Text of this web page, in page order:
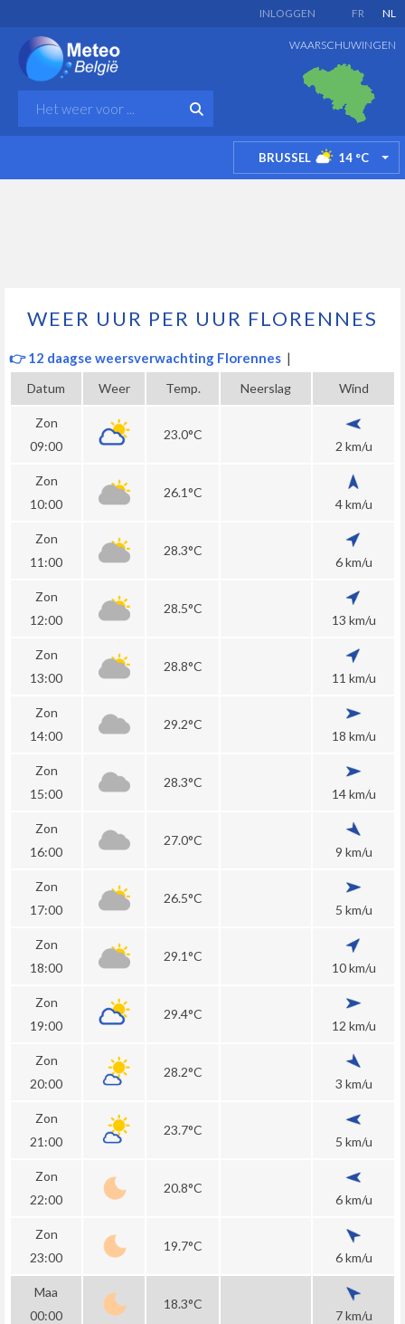
FR NL
INLOGGEN
WAARSCHUWINGEN
BRUSSEL 14 °C
WEER UUR PER UUR FLORENNES
👉 12 daagse weersverwachting Florennes |
Datum Weer Temp. Neerslag Wind
Zon
09:00
23.0°C
2 km/u
Zon
10:00
26.1°C
4 km/u
Zon
11:00
28.3°C
6 km/u
Zon
12:00
28.5°C
13 km/u
Zon
13:00
28.8°C
11 km/u
Zon
14:00
29.2°C
18 km/u
Zon
15:00
28.3°C
14 km/u
Zon
16:00
27.0°C
9 km/u
Zon
17:00
26.5°C
5 km/u
Zon
18:00
29.1°C
10 km/u
Zon
19:00
29.4°C
12 km/u
Zon
20:00
28.2°C
3 km/u
Zon
21:00
23.7°C
5 km/u
Zon
22:00
20.8°C
6 km/u
Zon
23:00
19.7°C
6 km/u
Maa
00:00
18.3°C
7 km/u